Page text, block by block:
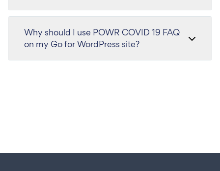
Why should I use POWR COVID 19 FAQ
on my Go for WordPress site?